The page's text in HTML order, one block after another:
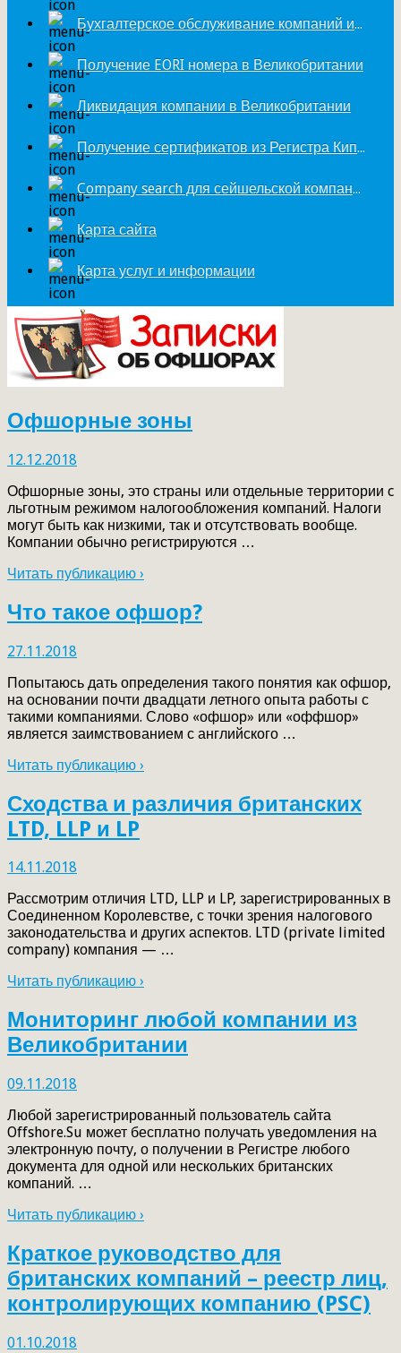
Бухгалтерское обслуживание компаний из Великобритании
Получение EORI номера в Великобритании
Ликвидация компании в Великобритании
Получение сертификатов из Регистра Кипра
Company search для сейшельской компании
Карта сайта
Карта услуг и информации
Офшорные зоны
12.12.2018
Офшорные зоны, это страны или отдельные территории c
льготным режимом налогообложения компаний. Налоги
могут быть как низкими, так и отсутствовать вообще.
Компании обычно регистрируются …
Читать публикацию ›
Что такое офшор?
27.11.2018
Попытаюсь дать определения такого понятия как офшор,
на основании почти двадцати летного опыта работы с
такими компаниями. Слово «офшор» или «оффшор»
является заимствованием с английского …
Читать публикацию ›
Сходства и различия британских
LTD, LLP и LP
14.11.2018
Рассмотрим отличия LTD, LLP и LP, зарегистрированных в
Соединенном Королевстве, с точки зрения налогового
законодательства и других аспектов. LTD (private limited
company) компания — …
Читать публикацию ›
Мониторинг любой компании из
Великобритании
09.11.2018
Любой зарегистрированный пользователь сайта
Offshore.Su может бесплатно получать уведомления на
электронную почту, о получении в Регистре любого
документа для одной или нескольких британских
компаний. …
Читать публикацию ›
Краткое руководство для
британских компаний – реестр лиц,
контролирующих компанию (PSC)
01.10.2018